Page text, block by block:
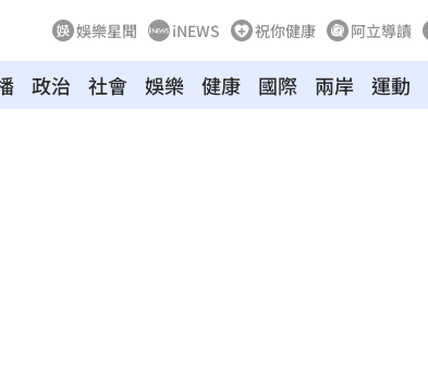
娛樂星聞 iNEWS 祝你健康 阿立導讀
政治 社會 娛樂 健康 國際 兩岸 運動